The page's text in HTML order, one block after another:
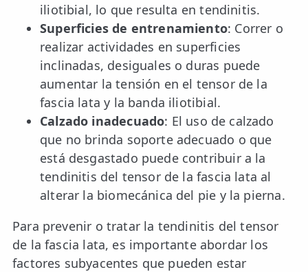
iliotibial, lo que resulta en tendinitis.
Superficies de entrenamiento: Correr o
realizar actividades en superficies
inclinadas, desiguales o duras puede
aumentar la tensión en el tensor de la
fascia lata y la banda iliotibial.
Calzado inadecuado: El uso de calzado
que no brinda soporte adecuado o que
está desgastado puede contribuir a la
tendinitis del tensor de la fascia lata al
alterar la biomecánica del pie y la pierna.
Para prevenir o tratar la tendinitis del tensor
de la fascia lata, es importante abordar los
factores subyacentes que pueden estar